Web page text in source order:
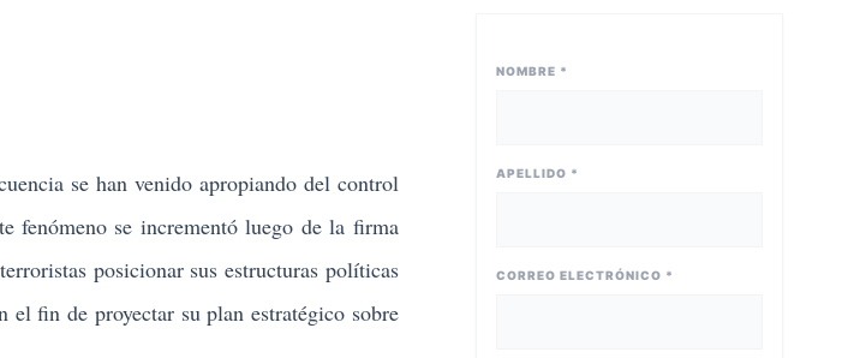
se han venido apropiando del control
fenómeno se incrementó luego de la firma
posicionar sus estructuras políticas
fin de proyectar su plan estratégico sobre
NOMBRE *
APELLIDO *
CORREO ELECTRÓNICO *